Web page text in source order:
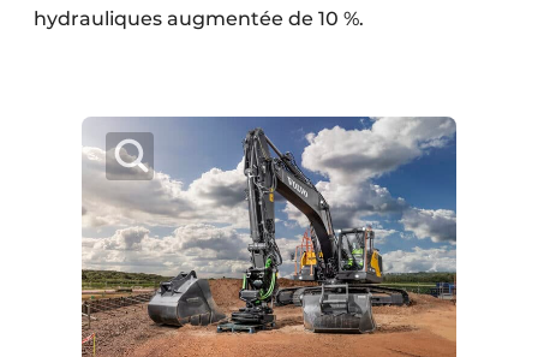
hydrauliques augmentée de 10 %.